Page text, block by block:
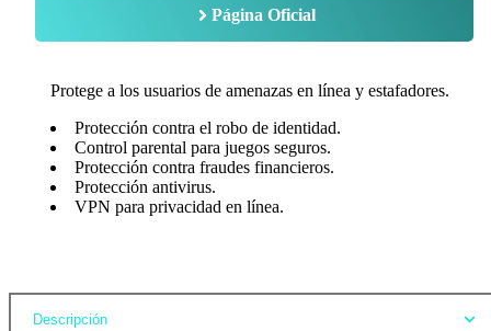
Página Oficial
Protege a los usuarios de amenazas en línea y estafadores.
Protección contra el robo de identidad.
Control parental para juegos seguros.
Protección contra fraudes financieros.
Protección antivirus.
VPN para privacidad en línea.
Descripción